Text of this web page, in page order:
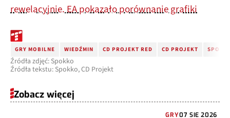
rewelacyjnie. EA pokazało porównanie grafiki
GRY MOBILNE WIEDŹMIN CD PROJEKT RED CD PROJEKT
Źródła zdjęć: Spokko
Źródła tekstu: Spokko, CD Projekt
Zobacz więcej
GRY07 SIE 2026